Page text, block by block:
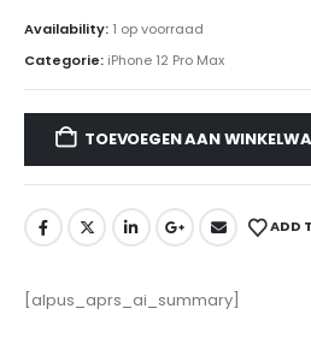
Availability: 1 op voorraad
Categorie: iPhone 12 Pro Max
TOEVOEGEN AAN
ADD
[alpus_aprs_ai_summary]